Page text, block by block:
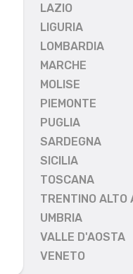
LAZIO
LIGURIA
LOMBARDIA
MARCHE
MOLISE
PIEMONTE
PUGLIA
SARDEGNA
SICILIA
TOSCANA
TRENTINO ALTO
UMBRIA
VALLE D'AOSTA
VENETO